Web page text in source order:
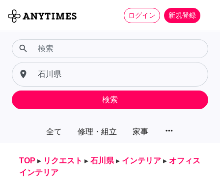
ログイン 新規登録
全て 修理・組立 家事 more_horiz
search
place
検索
TOP ▸ リクエスト ▸ 石川県 ▸ インテリア ▸ オフィス
インテリア